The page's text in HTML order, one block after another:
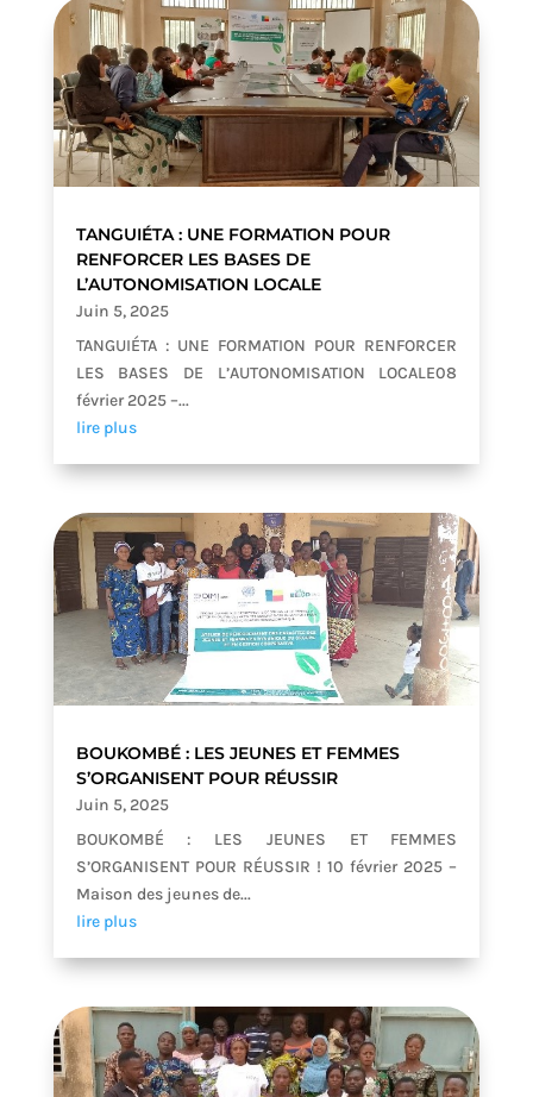
TANGUIÉTA : UNE FORMATION POUR
RENFORCER LES BASES DE
L’AUTONOMISATION LOCALE
Juin 5, 2025
TANGUIÉTA : UNE FORMATION POUR RENFORCER
LES BASES DE L’AUTONOMISATION LOCALE08
février 2025 –...
lire plus
BOUKOMBÉ : LES JEUNES ET FEMMES
S’ORGANISENT POUR RÉUSSIR
Juin 5, 2025
BOUKOMBÉ : LES JEUNES ET FEMMES
S’ORGANISENT POUR RÉUSSIR ! 10 février 2025 –
Maison des jeunes de...
lire plus